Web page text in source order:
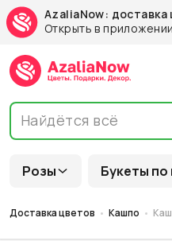
AzaliaNow: доставка
Открыть в приложении
Розы Букеты по
Доставка цветов Кашпо